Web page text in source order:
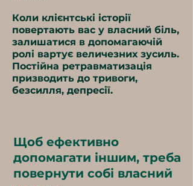
Коли клієнтські історії
повертають вас у власний біль,
залишатися в допомагаючій
ролі вартує величезних зусиль.
Постійна ретравматизація
призводить до тривоги,
безсилля, депресії.
Щоб ефективно
допомагати іншим, треба
повернути собі власний